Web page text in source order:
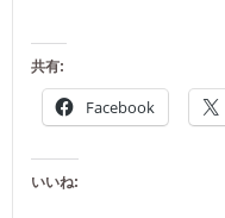
共有:
Facebook
いいね: